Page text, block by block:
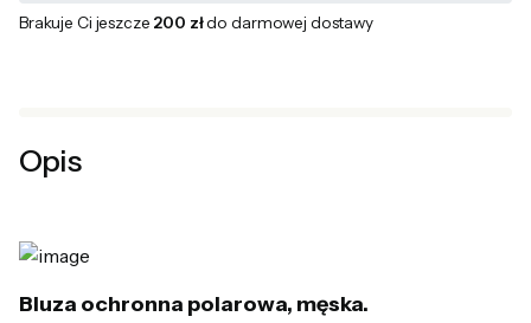
Brakuje Ci jeszcze 200 złdo darmowej dostawy
Opis
Bluza ochronna polarowa, męska.